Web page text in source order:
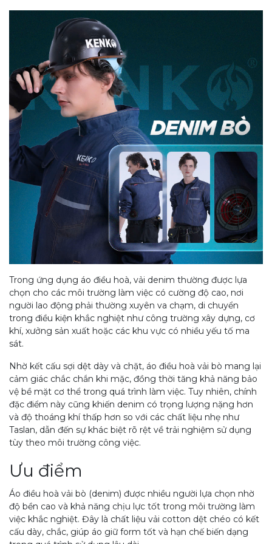
Trong ứng dụng áo điều hoà, vải denim thường được lựa
chọn cho các môi trường làm việc có cường độ cao, nơi
người lao động phải thường xuyên va chạm, di chuyển
trong điều kiện khắc nghiệt như công trường xây dựng, cơ
khí, xưởng sản xuất hoặc các khu vực có nhiều yếu tố ma
sát.
Nhờ kết cấu sợi dệt dày và chặt, áo điều hoà vải bò mang lại
cảm giác chắc chắn khi mặc, đồng thời tăng khả năng bảo
vệ bề mặt cơ thể trong quá trình làm việc. Tuy nhiên, chính
đặc điểm này cũng khiến denim có trọng lượng nặng hơn
và độ thoáng khí thấp hơn so với các chất liệu nhẹ như
Taslan, dẫn đến sự khác biệt rõ rệt về trải nghiệm sử dụng
tùy theo môi trường công việc.
Ưu điểm
Áo điều hoà vải bò (denim) được nhiều người lựa chọn nhờ
độ bền cao và khả năng chịu lực tốt trong môi trường làm
việc khắc nghiệt. Đây là chất liệu vải cotton dệt chéo có kết
cấu dày, chắc, giúp áo giữ form tốt và hạn chế biến dạng